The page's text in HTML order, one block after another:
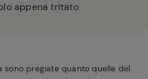
appena tritato
sono pregiate quanto quelle del